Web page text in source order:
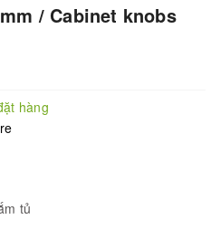
/ Cabinet knobs
hàng
tủ